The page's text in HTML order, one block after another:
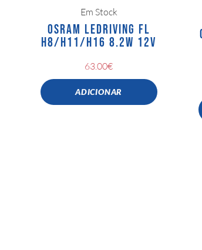
Em Stock
OSRAM LEDRIVING FL
H8/H11/H16 8.2W 12V
63.00€
ADICIONAR